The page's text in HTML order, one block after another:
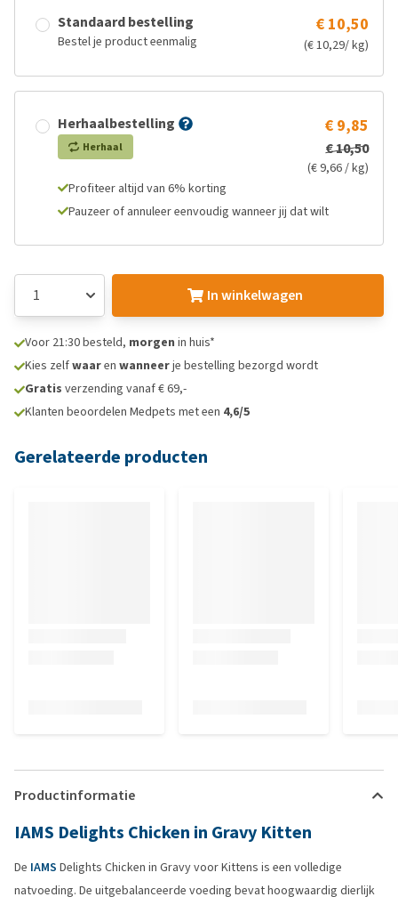
Standaard bestelling
Bestel je product eenmalig
€ 10,50
(€ 10,29/ kg)
Herhaalbestelling
Herhaal
€ 9,85
€ 10,50
(€ 9,66 / kg)
Profiteer altijd van 6% korting
Pauzeer of annuleer eenvoudig wanneer jij dat wilt
In winkelwagen
Voor 21:30 besteld, morgen in huis*
Kies zelfwaaren wanneerje bestelling bezorgd wordt
Gratis verzending vanaf € 69,-
Klanten beoordelen Medpets met een 4,6/5
Gerelateerde producten
Productinformatie
IAMS Delights Chicken in Gravy Kitten
De IAMS Delights Chicken in Gravy voor Kittens is een volledige
natvoeding. De uitgebalanceerde voeding bevat hoogwaardig dierlijk